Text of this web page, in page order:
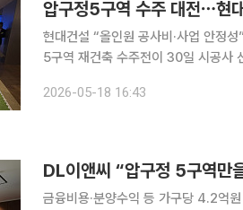
현대건설 “올인원 공사비·사업 안정성”DL이
5구역 재건축 수주전이 30일 시공사
건, 한강 조망 특화 설계 등 5구역 맞
2026-05-18 16:43
DL이앤씨 “압구정 5구역만
금융비용·분양수익 등 가구당 4.2억원 우위 주장 “한강 조망과 남향은 일